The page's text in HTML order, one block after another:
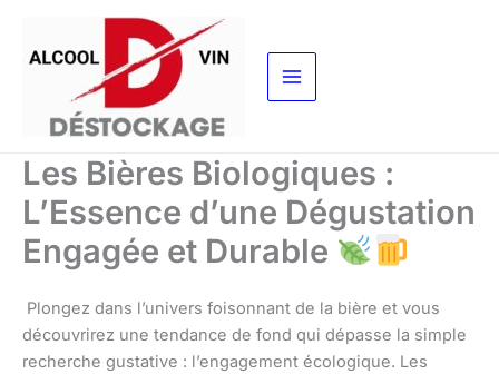
contenu
Les Bières Biologiques :
L’Essence d’une Dégustation
Engagée et Durable
Plongez dans l’univers foisonnant de la bière et vous
découvrirez une tendance de fond qui dépasse la simple
recherche gustative : l’engagement écologique. Les